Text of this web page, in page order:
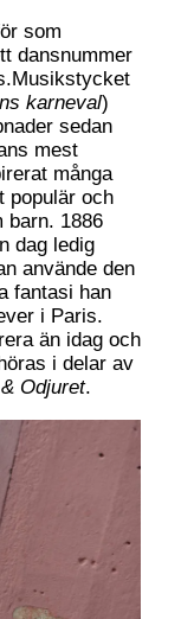
som
dansnummer
karneval)
sedan
mest
många
populär och
barn. 1886
dag ledig
använde den
fantasi han
i Paris.
än idag och
i delar av
Odjuret.